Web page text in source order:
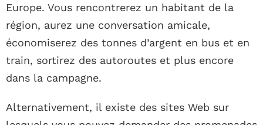
Europe. Vous rencontrerez un habitant de la
région, aurez une conversation amicale,
économiserez des tonnes d’argent en bus et en
train, sortirez des autoroutes et plus encore
dans la campagne.
Alternativement, il existe des sites Web sur